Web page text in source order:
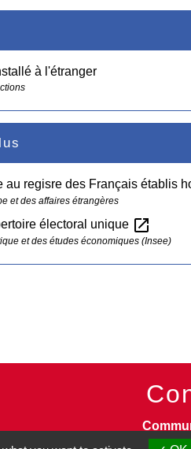
à l'étranger
au regisre des Français établis
et des affaires étrangères
électoral unique open_in_new
et des études économiques (Insee)
2 rue